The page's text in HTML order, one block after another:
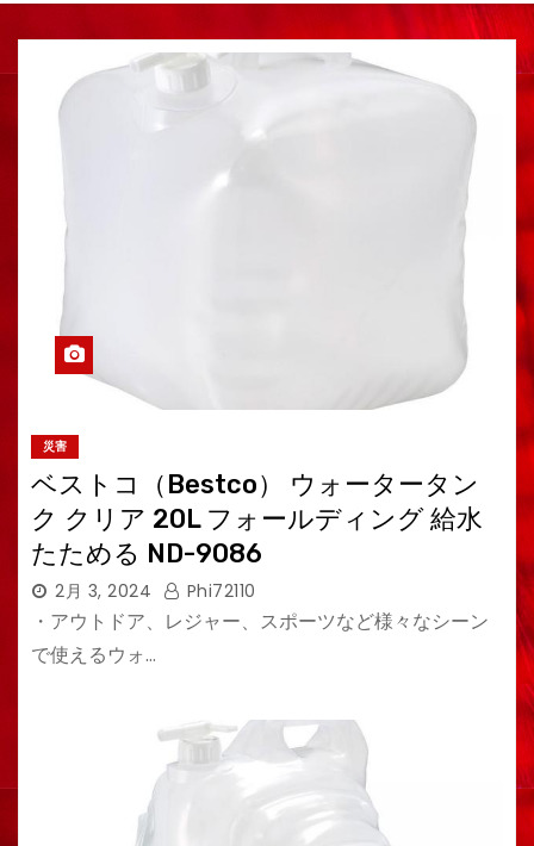
災害
ベストコ（Bestco） ウォータータン
ク クリア 20L フォールディング 給水
たためる ND-9086
2月 3, 2024 Phi72110
・アウトドア、レジャー、スポーツなど様々なシーン
で使えるウォ…